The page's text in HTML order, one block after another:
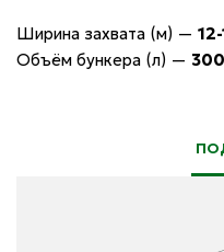
Ширина захвата (м) —
Объём бункера (л) —